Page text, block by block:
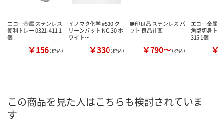
エコー金属 ステンレス
便利トレー 0321-411 1
個
￥156（税込）
イノマタ化学 #530 ク
リーンバット NO.30 ホ
ワイト…
￥330（税込）
無印良品 ステンレス バ
ット 良品計画
￥790～（税込）
エコー金
角型切身ト
315 1個
この商品を見た人はこちらも検討されていま
す